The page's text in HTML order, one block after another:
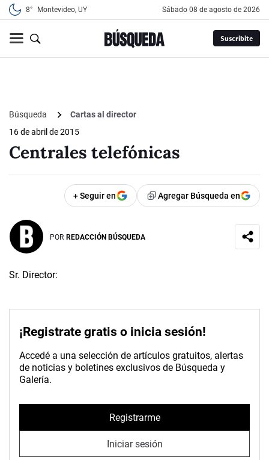
8° Montevideo, UY sábado 08 de agosto de 2026
Suscribite
Búsqueda
Cartas al director
16 de abril de 2015
Centrales telefónicas
+ Seguir en Agregar Búsqueda en
POR REDACCIÓN BÚSQUEDA
Sr. Director:
¡Registrate gratis o inicia sesión!
Accedé a una selección de artículos gratuitos, alertas
de noticias y boletines exclusivos de Búsqueda y
Galería.
Registrarme
Iniciar sesión